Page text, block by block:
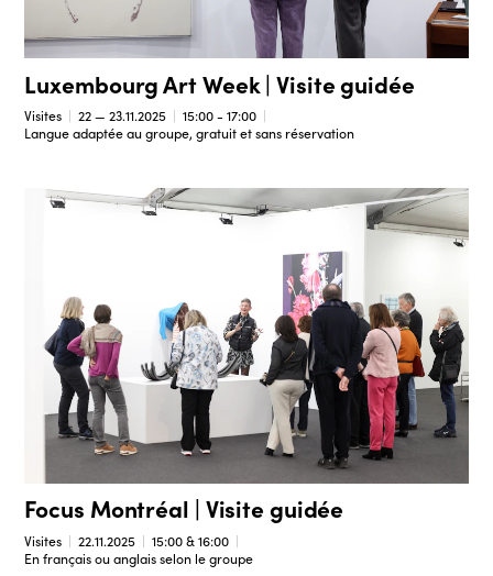
Luxembourg Art Week | Visite guidée
Visites 22 — 23.11.2025
15:00 - 17:00
Langue adaptée au groupe, gratuit et sans réservation
Focus Montréal | Visite guidée
Visites 22.11.2025
15:00 & 16:00
En français ou anglais selon le groupe